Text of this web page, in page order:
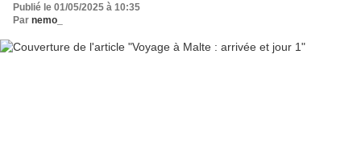
Publié le 01/05/2025 à 10:35
Par nemo_